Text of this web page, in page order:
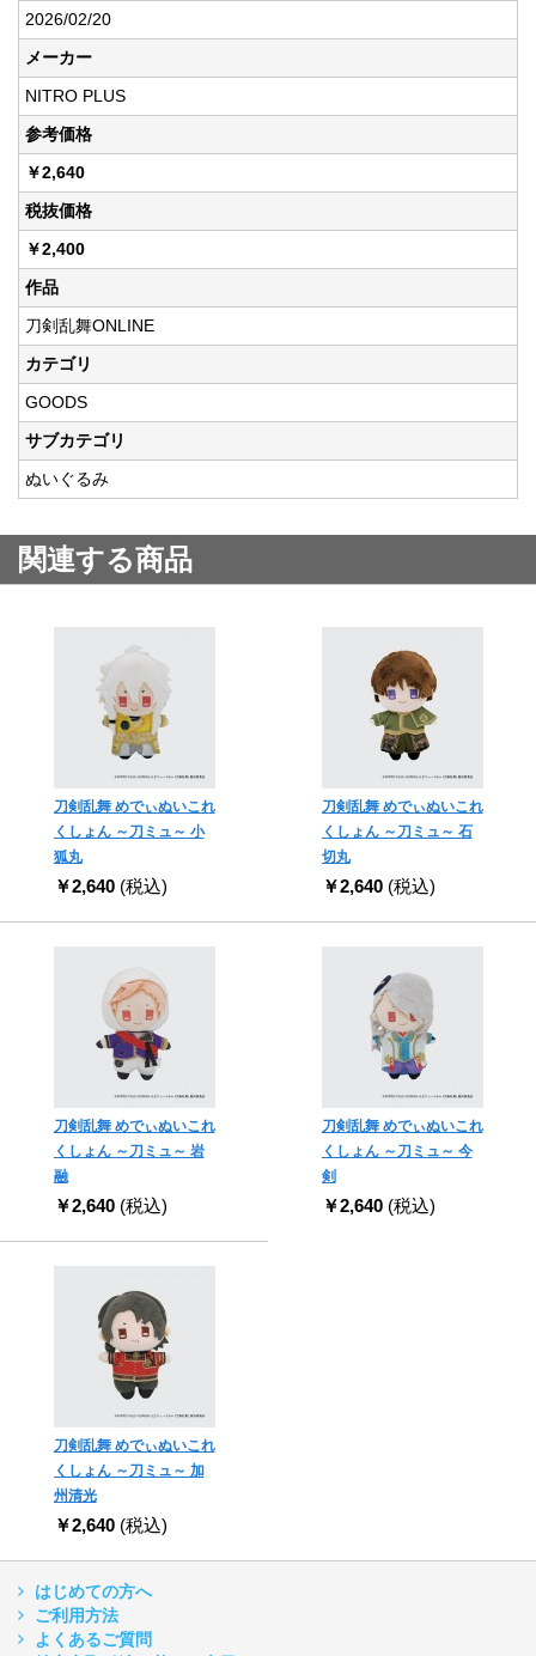
2026/02/20
メーカー
NITRO PLUS
参考価格
￥2,640
税抜価格
￥2,400
作品
刀剣乱舞ONLINE
カテゴリ
GOODS
サブカテゴリ
ぬいぐるみ
関連する商品
刀剣乱舞 めでぃぬいこれ
くしょん ～刀ミュ～ 小
狐丸
￥2,640 (税込)
刀剣乱舞 めでぃぬいこれ
くしょん ～刀ミュ～ 石
切丸
￥2,640 (税込)
刀剣乱舞 めでぃぬいこれ
くしょん ～刀ミュ～ 岩
融
￥2,640 (税込)
刀剣乱舞 めでぃぬいこれ
くしょん ～刀ミュ～ 今
剣
￥2,640 (税込)
刀剣乱舞 めでぃぬいこれ
くしょん ～刀ミュ～ 加
州清光
￥2,640 (税込)
はじめての方へ
ご利用方法
よくあるご質問